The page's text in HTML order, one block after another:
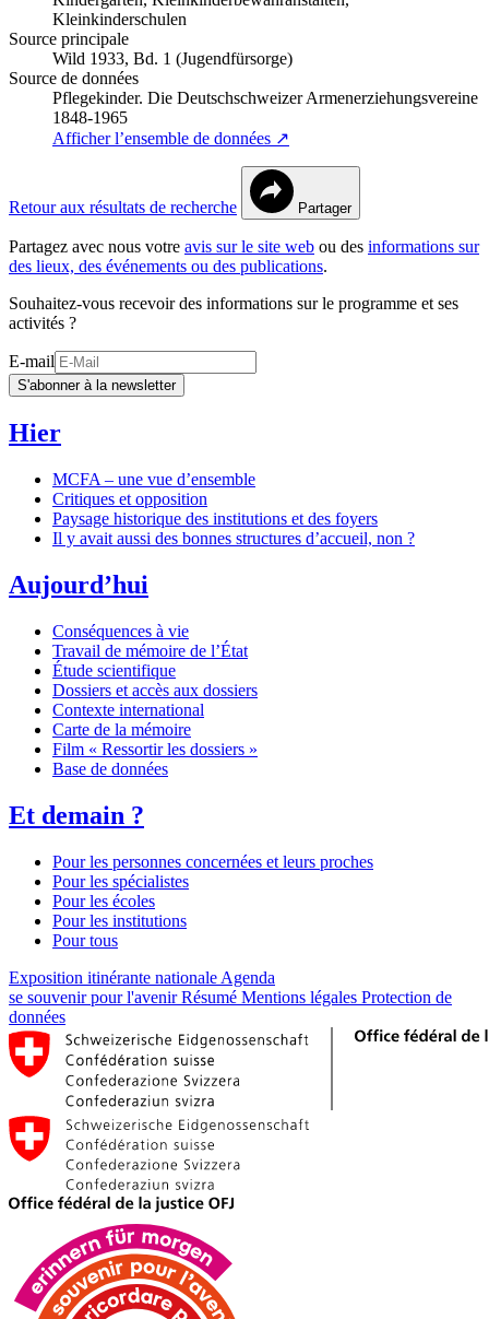
Kleinkinderschulen
Source principale
Wild 1933, Bd. 1 (Jugendfürsorge)
Source de données
Pflegekinder. Die Deutschschweizer Armenerziehungsvereine
1848-1965
Afficher l’ensemble de données ↗
Retour aux résultats de recherche Partager
Partagez avec nous votre avis sur le site web ou des informations sur
des lieux, des événements ou des publications.
Souhaitez-vous recevoir des informations sur le programme et ses
activités ?
E-mail
S'abonner à la newsletter
Hier
MCFA – une vue d’ensemble
Critiques et opposition
Paysage historique des institutions et des foyers
Il y avait aussi des bonnes structures d’accueil, non ?
Aujourd’hui
Conséquences à vie
Travail de mémoire de l’État
Étude scientifique
Dossiers et accès aux dossiers
Contexte international
Carte de la mémoire
Film « Ressortir les dossiers »
Base de données
Et demain ?
Pour les personnes concernées et leurs proches
Pour les spécialistes
Pour les écoles
Pour les institutions
Pour tous
Exposition itinérante nationale Agenda
se souvenir pour l'avenirRésumé Mentions légales Protection de
données